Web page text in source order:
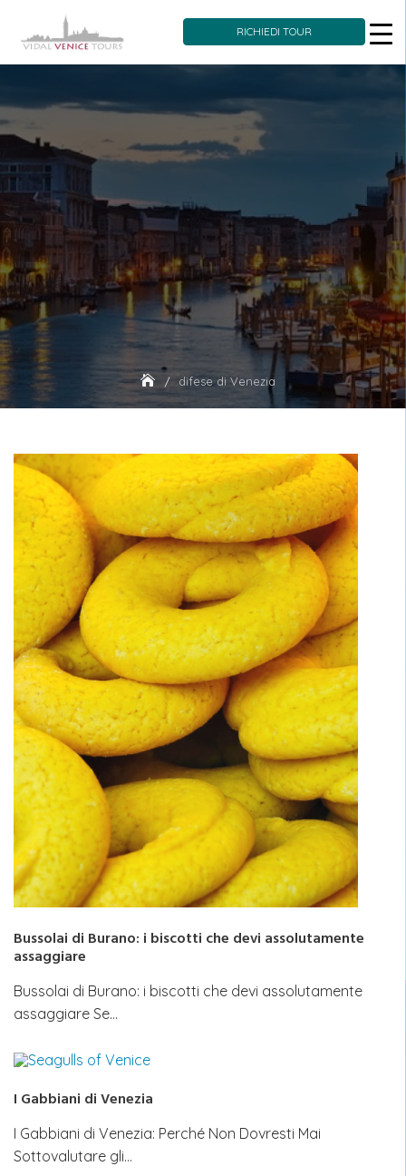
Skip
content
RICHIEDI TOUR
difese di Venezia
Bussolai di Burano: i biscotti che devi assolutamente
assaggiare
Bussolai di Burano: i biscotti che devi assolutamente
assaggiare Se…
I Gabbiani di Venezia
I Gabbiani di Venezia: Perché Non Dovresti Mai
Sottovalutare gli…